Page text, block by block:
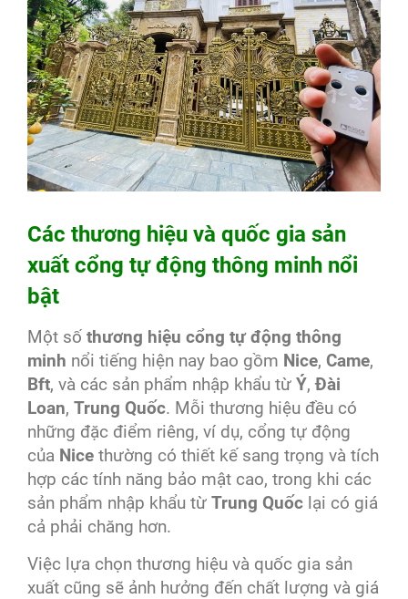
Các thương hiệu và quốc gia sản
xuất cổng tự động thông minh nổi
bật
Một số thương hiệu cổng tự động thông
minh nổi tiếng hiện nay bao gồm Nice, Came,
Bft, và các sản phẩm nhập khẩu từ Ý,Đài
Loan, Trung Quốc. Mỗi thương hiệu đều có
những đặc điểm riêng, ví dụ, cổng tự động
của Nice thường có thiết kế sang trọng và tích
hợp các tính năng bảo mật cao, trong khi các
sản phẩm nhập khẩu từ Trung Quốc lại có giá
cả phải chăng hơn.
Việc lựa chọn thương hiệu và quốc gia sản
xuất cũng sẽ ảnh hưởng đến chất lượng và giá